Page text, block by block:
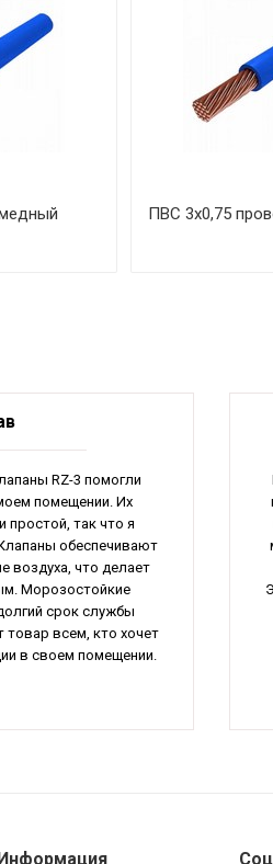
ПВС 3х0,75
RZ-3 помогли
помещении. Их
простой, так что я
обеспечивают
воздуха, что делает
Морозостойкие
срок службы
товар всем, кто хочет
в своем помещении.